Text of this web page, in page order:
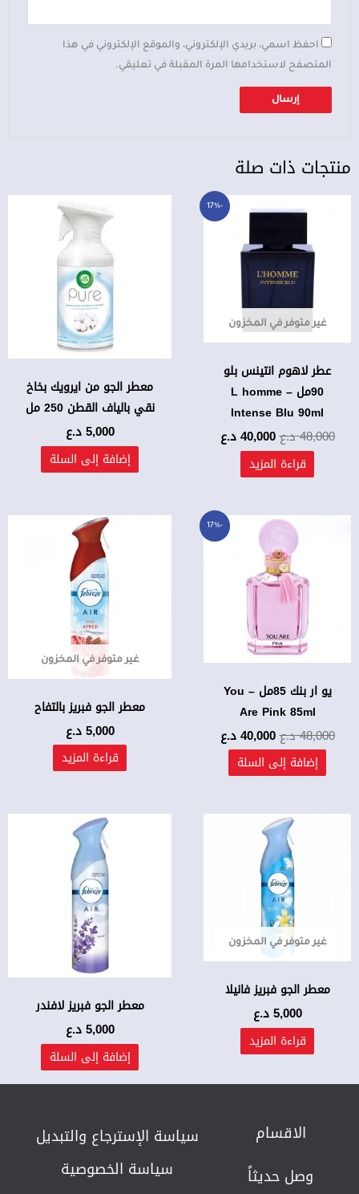
احفظ اسمي، بريدي الإلكتروني، والموقع الإلكتروني في هذا
المتصفح لاستخدامها المرة المقبلة في تعليقي.
منتجات ذات صلة
-17%
غير متوفر في المخزون
عطر لاهوم انتينس بلو
90مل – L homme
Intense Blu 90ml
48,000د.ع
السعر
الأصلي
48,000 د.ع.
40,000د.ع
السعر
الحالي
قراءة المزيد
معطر الجو من ايرويك بخاخ
نقي بالياف القطن 250 مل
5,000د.ع
إضافة إلى السلة
-17%
يو ار بنك 85مل – You
Are Pink 85ml
48,000د.ع
السعر
الأصلي
هو:
48,000 د.ع.
40,000د.ع
السعر
الحالي
إضافة إلى السلة
غير متوفر في المخزون
معطر الجو فبريز بالتفاح
5,000د.ع
قراءة المزيد
غير متوفر في المخزون
معطر الجو فبريز فانيلا
5,000د.ع
قراءة المزيد
معطر الجو فبريز لافندر
5,000د.ع
إضافة إلى السلة
الاقسام
وصل حديثاً
سياسة الإسترجاع والتبديل​
سياسة الخصوصية